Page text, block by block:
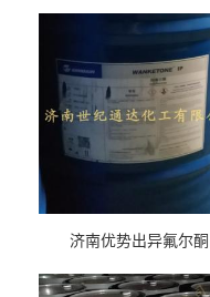
济南优势出异氟尔酮